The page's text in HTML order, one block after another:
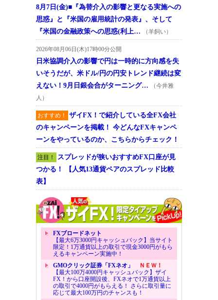
8月7日(金)■『為替介入の影響と更なる実施への
思惑』と『米国の雇用統計の発表』、そして
『米国の金融政策への思惑(利上…
（羊飼い）
2026年08月06日(木)17時00分公開
日米協調介入の影響で円は一時的に方向感を失
いそうだが、米ドル/円の円安トレンド継続は変
えない！9月日銀会合がターニング…
（今井雅
人）
おすすめ！
ザイFX！で紹介している全FX会社
のキャンペーンを掲載！ 今どんなFXキャンペ
ーンをやっているのか、こちらからチェック！
注目！
スプレッドが狭いおすすめFX口座が見
つかる！ 【人気13通貨ペアのスプレッド比較
表】
FXブロードネット
【最大6万3000円キャッシュバック】当サイト
限定！1万通貨以上の取引で現金3000円がもら
えるキャンペーン実施中！
GMOクリック証券「FXネオ」
ＮＥＷ！
【最大100万4000円キャッシュバック】ザイ
FX！から口座開設後、FXネオで1万通貨以上
の取引で4000円がもらえる！ さらに取引量に
応じて最大100万円のチャンスも！